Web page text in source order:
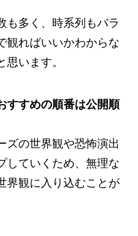
も多く、時系列もバラ
観ればいいかわからな
います。
すすめの順番は公開順
ズの世界観や恐怖演出
していくため、無理な
界観に入り込むことが